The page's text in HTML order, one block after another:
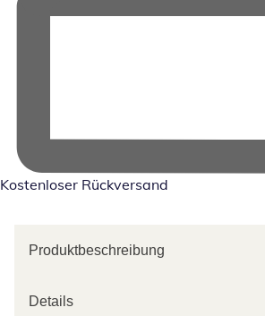
Kostenloser Rückversand
Produktbeschreibung
Details